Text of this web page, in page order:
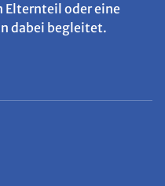
Elternteil oder eine
dabei begleitet.